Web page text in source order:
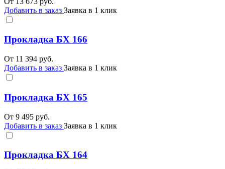
Добавить в заказ Заявка в 1 клик
Прокладка БХ 166
От 11 394 руб.
Добавить в заказ Заявка в 1 клик
Прокладка БХ 165
От 9 495 руб.
Добавить в заказ Заявка в 1 клик
Прокладка БХ 164